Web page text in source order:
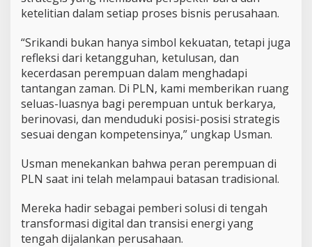
ketelitian dalam setiap proses bisnis perusahaan.
“Srikandi bukan hanya simbol kekuatan, tetapi juga
refleksi dari ketangguhan, ketulusan, dan
kecerdasan perempuan dalam menghadapi
tantangan zaman. Di PLN, kami memberikan ruang
seluas-luasnya bagi perempuan untuk berkarya,
berinovasi, dan menduduki posisi-posisi strategis
sesuai dengan kompetensinya,” ungkap Usman.
Usman menekankan bahwa peran perempuan di
PLN saat ini telah melampaui batasan tradisional.
Mereka hadir sebagai pemberi solusi di tengah
transformasi digital dan transisi energi yang
tengah dijalankan perusahaan.